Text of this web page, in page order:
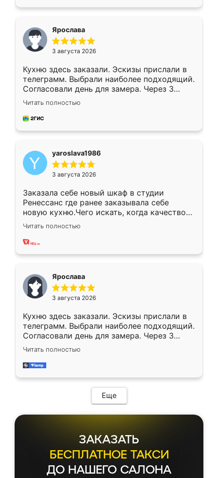
Ярослава
3 августа 2026
Кухню здесь заказали. Эскизы прислали в
телеграмм. Выбрали наиболее подходящий.
Согласовали день для замера. Через 3
недели кухня была уже готова. Остались
довольны работой. Спасибо Ренессанс
мебель за качественную работу!
Читать полностью
yaroslava1986
3 августа 2026
Заказала себе новый шкаф в студии
Ренессанс где ранее заказывала себе
новую кухню.Чего искать, когда качеством
вполне довольна. Служит кухня уже почти
два года, нареканий нет.
Читать полностью
Ярослава
3 августа 2026
Кухню здесь заказали. Эскизы прислали в
телеграмм. Выбрали наиболее подходящий.
Согласовали день для замера. Через 3
недели кухня была уже готова. Остались
довольны работой. Спасибо Ренессанс
мебель за качественную работу!
Читать полностью
Еще
ЗАКАЗАТЬ
БЕСПЛАТНОЕ ТАКСИ
ДО НАШЕГО САЛОНА